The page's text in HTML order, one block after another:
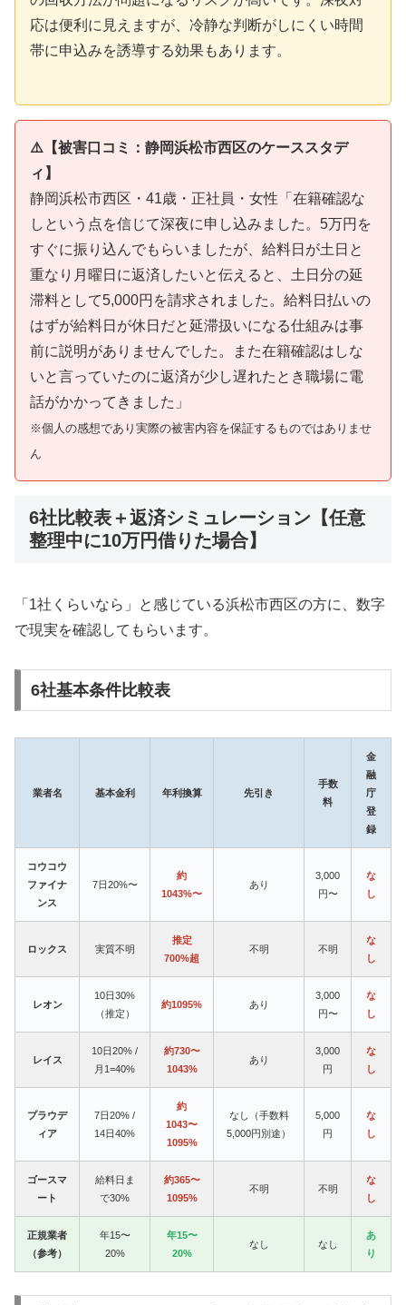
応は便利に見えますが、冷静な判断がしにくい時間
帯に申込みを誘導する効果もあります。
⚠️【被害口コミ：静岡浜松市西区のケーススタデ
ィ】
静岡浜松市西区・41歳・正社員・女性「在籍確認な
しという点を信じて深夜に申し込みました。5万円を
すぐに振り込んでもらいましたが、給料日が土日と
重なり月曜日に返済したいと伝えると、土日分の延
滞料として5,000円を請求されました。給料日払いの
はずが給料日が休日だと延滞扱いになる仕組みは事
前に説明がありませんでした。また在籍確認はしな
いと言っていたのに返済が少し遅れたとき職場に電
話がかかってきました」
※個人の感想であり実際の被害内容を保証するものではありませ
ん
6社比較表＋返済シミュレーション【任意
整理中に10万円借りた場合】
「1社くらいなら」と感じている浜松市西区の方に、数字
で現実を確認してもらいます。
6社基本条件比較表
業者名 基本金利 年利換算 先引き
手数
料
金
融
庁
登
録
コウコウ
ファイナ
ンス
7日20%〜
約
1043%〜
あり
3,000
円〜
な
し
ロックス 実質不明
推定
700%超
不明 不明
な
し
レオン
10日30%
（推定）
約1095% あり
3,000
円〜
な
し
レイス
10日20% /
月1=40%
約730〜
1043%
あり
3,000
円
な
し
プラウデ
ィア
7日20% /
14日40%
約
1043〜
1095%
なし（手数料
5,000円別途）
5,000
円
な
し
ゴースマ
ート
給料日ま
で30%
約365〜
1095%
不明 不明
な
し
正規業者
（参考）
年15〜
20%
年15〜
20%
なし なし
あ
り